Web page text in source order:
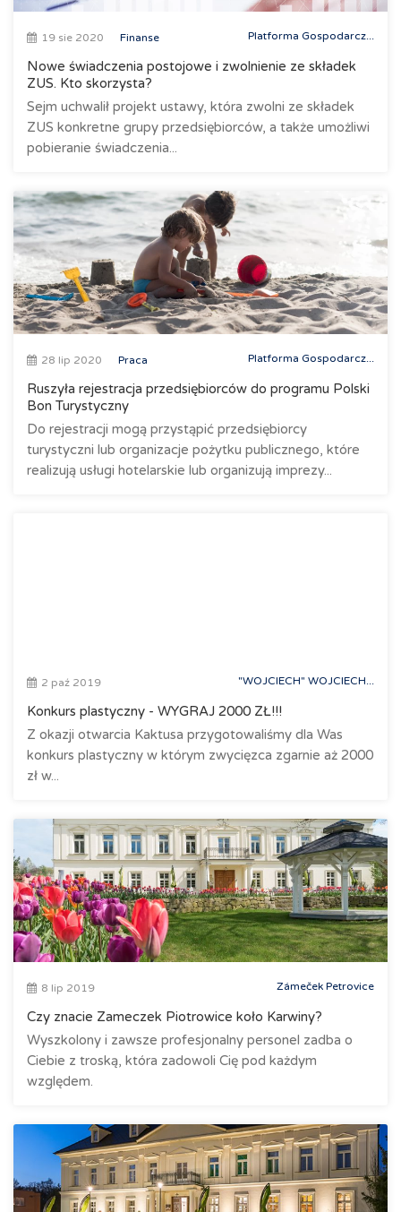
19 sie 2020 Finanse Platforma Gospodarcz...
Nowe świadczenia postojowe i zwolnienie ze składek
ZUS. Kto skorzysta?
Sejm uchwalił projekt ustawy, która zwolni ze składek
ZUS konkretne grupy przedsiębiorców, a także umożliwi
pobieranie świadczenia...
28 lip 2020 Praca Platforma Gospodarcz...
Ruszyła rejestracja przedsiębiorców do programu Polski
Bon Turystyczny
Do rejestracji mogą przystąpić przedsiębiorcy
turystyczni lub organizacje pożytku publicznego, które
realizują usługi hotelarskie lub organizują imprezy...
2 paź 2019 "WOJCIECH" WOJCIECH...
Konkurs plastyczny - WYGRAJ 2000 ZŁ!!!
Z okazji otwarcia Kaktusa przygotowaliśmy dla Was
konkurs plastyczny w którym zwycięzca zgarnie aż 2000
zł w...
8 lip 2019 Zámeček Petrovice
Czy znacie Zameczek Piotrowice koło Karwiny?
Wyszkolony i zawsze profesjonalny personel zadba o
Ciebie z troską, która zadowoli Cię pod każdym
względem.